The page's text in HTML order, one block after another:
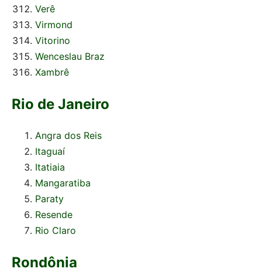
Verê
Virmond
Vitorino
Wenceslau Braz
Xambrê
Rio de Janeiro
Angra dos Reis
Itaguaí
Itatiaia
Mangaratiba
Paraty
Resende
Rio Claro
Rondônia